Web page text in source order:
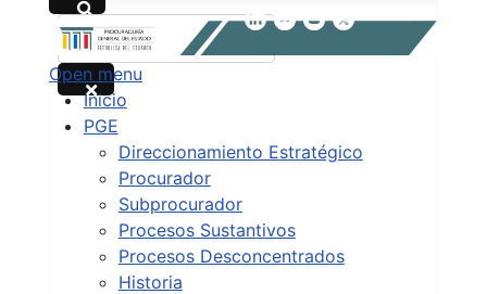
Buscar
Type 2 or more characters for results.
Open menu
Inicio
PGE
Direccionamiento Estratégico
Procurador
Subprocurador
Procesos Sustantivos
Procesos Desconcentrados
Historia